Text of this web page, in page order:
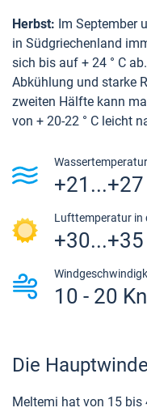
Herbst: Im September
in Südgriechenland
sich bis auf + 24 ° C
Abkühlung und starke
zweiten Hälfte kann
von + 20-22 ° C leicht
+21...+27
Lufttemperatur in
+30...+35
10 - 20
Die
Meltemi hat von 15 bis